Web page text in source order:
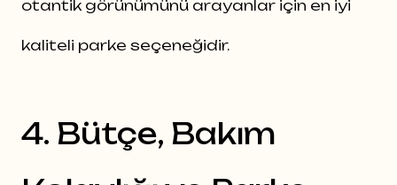
otantik görünümünü arayanlar için en iyi
kaliteli parke seçeneğidir.
4. Bütçe, Bakım